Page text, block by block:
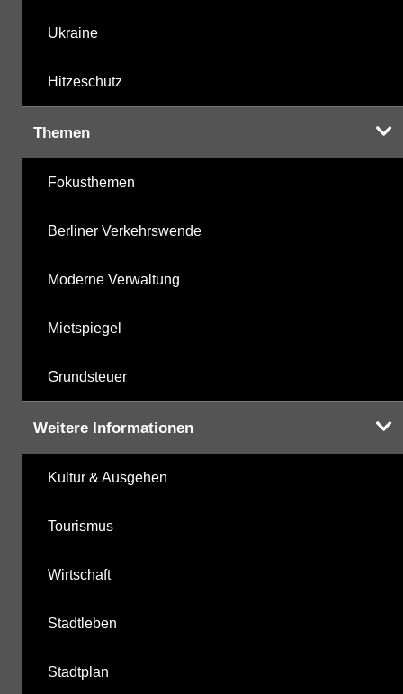
Ukraine
Hitzeschutz
Themen
Fokusthemen
Berliner Verkehrswende
Moderne Verwaltung
Mietspiegel
Grundsteuer
Weitere Informationen
Kultur & Ausgehen
Tourismus
Wirtschaft
Stadtleben
Stadtplan